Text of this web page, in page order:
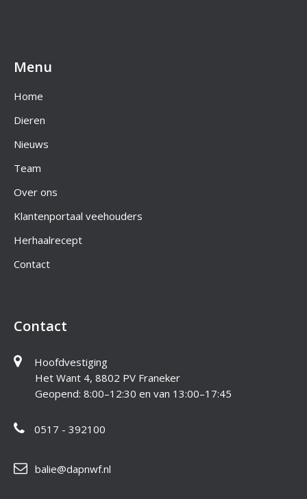
Menu
Home
Dieren
Nieuws
Team
Over ons
Klantenportaal veehouders
Herhaalrecept
Contact
Contact
Hoofdvestiging
Het Want 4, 8802 PV Franeker
Geopend: 8:00–12:30 en van 13:00–17:45
0517 - 392100
balie@dapnwf.nl